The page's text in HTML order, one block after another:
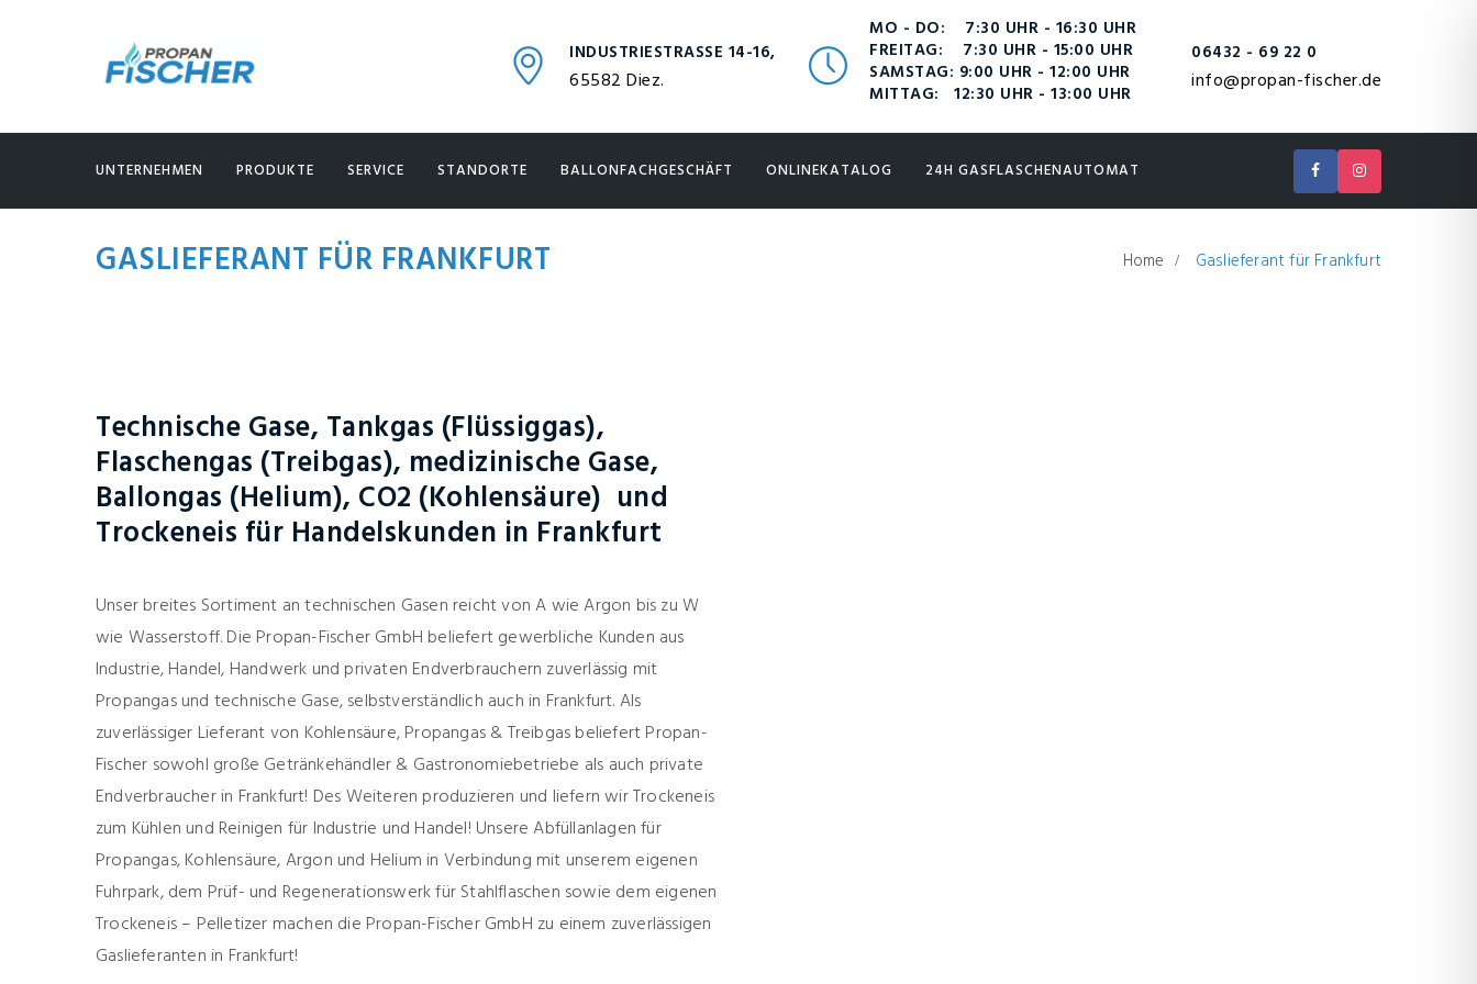
INDUSTRIESTRASSE 14-16,
65582 Diez.
MO - DO: 7:30 UHR - 16:30 UHR
FREITAG: 7:30 UHR - 15:00 UHR
SAMSTAG: 9:00 UHR - 12:00 UHR
MITTAG: 12:30 UHR - 13:00 UHR
06432 - 69 22 0
info@propan-fischer.de
UNTERNEHMEN PRODUKTE SERVICE STANDORTE BALLONFACHGESCHÄFT ONLINEKATALOG 24H GASFLASCHENAUTOMAT
GASLIEFERANT FÜR FRANKFURT Home Gaslieferant für Frankfurt
Technische Gase, Tankgas (Flüssiggas),
Flaschengas (Treibgas), medizinische Gase,
Ballongas (Helium), CO2 (Kohlensäure) und
Trockeneis für Handelskunden in Frankfurt
Unser breites Sortiment an technischen Gasen reicht von A wie Argon bis zu W
wie Wasserstoff. Die Propan-Fischer GmbH beliefert gewerbliche Kunden aus
Industrie, Handel, Handwerk und privaten Endverbrauchern zuverlässig mit
Propangas und technische Gase, selbstverständlich auch in Frankfurt. Als
zuverlässiger Lieferant von Kohlensäure, Propangas & Treibgas beliefert Propan-
Fischer sowohl große Getränkehändler & Gastronomiebetriebe als auch private
Endverbraucher in Frankfurt! Des Weiteren produzieren und liefern wir Trockeneis
zum Kühlen und Reinigen für Industrie und Handel! Unsere Abfüllanlagen für
Propangas, Kohlensäure, Argon und Helium in Verbindung mit unserem eigenen
Fuhrpark, dem Prüf- und Regenerationswerk für Stahlflaschen sowie dem eigenen
Trockeneis – Pelletizer machen die Propan-Fischer GmbH zu einem zuverlässigen
Gaslieferanten in Frankfurt!